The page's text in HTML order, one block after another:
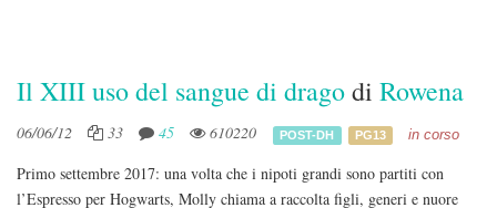
Il XIII uso del sangue di dragodi Rowena
06/06/12 33 45 610220 POST-DH PG13 in corso
Primo settembre 2017: una volta che i nipoti grandi sono partiti con
l’Espresso per Hogwarts, Molly chiama a raccolta figli, generi e nuore